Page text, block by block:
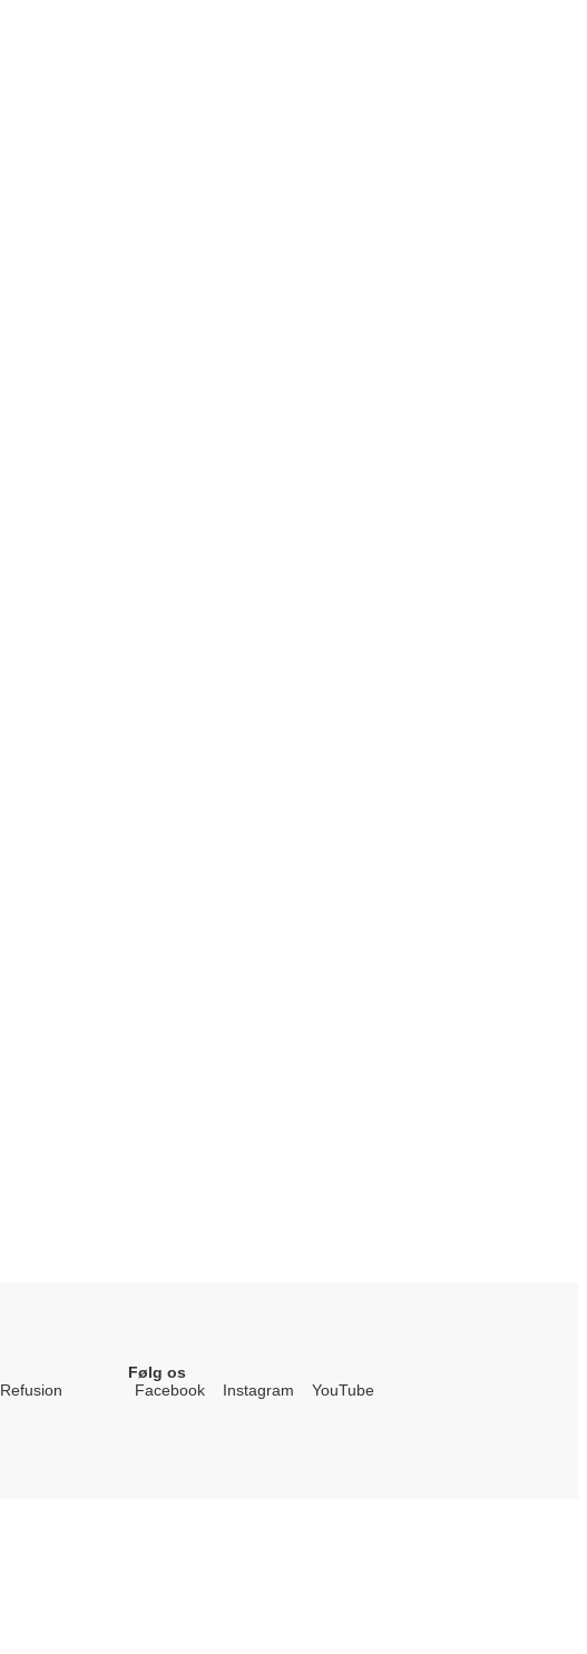
Refusion
Følg os
Facebook
Instagram YouTube